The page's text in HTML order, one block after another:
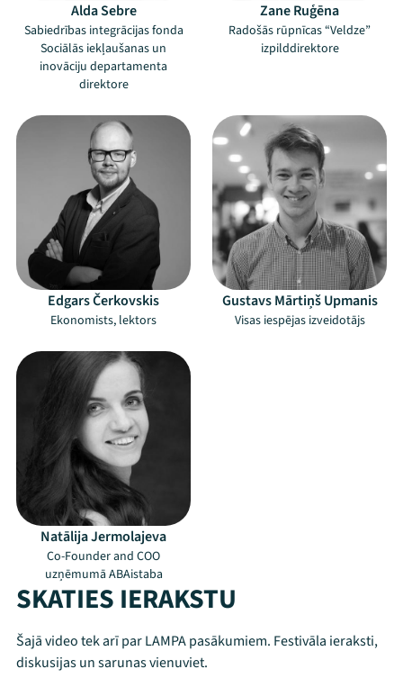
Alda Sebre
Sabiedrības integrācijas fonda
Sociālās iekļaušanas un
inovāciju departamenta
direktore
Zane Ruģēna
Radošās rūpnīcas “Veldze”
izpilddirektore
Edgars Čerkovskis
Ekonomists, lektors
Gustavs Mārtiņš Upmanis
Visas iespējas izveidotājs
Natālija Jermolajeva
Co-Founder and COO
uzņēmumā ABAistaba
SKATIES IERAKSTU
Šajā video tek arī par LAMPA pasākumiem. Festivāla ieraksti,
diskusijas un sarunas vienuviet.